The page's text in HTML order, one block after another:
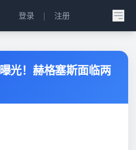
登录 | 注册
光！赫格塞斯面临两